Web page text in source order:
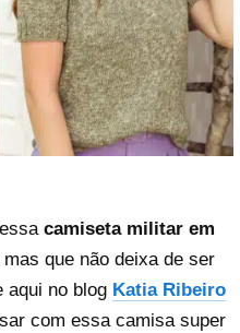
camiseta militar em
que não deixa de ser
aqui no blog Katia Ribeiro
com essa camisa super